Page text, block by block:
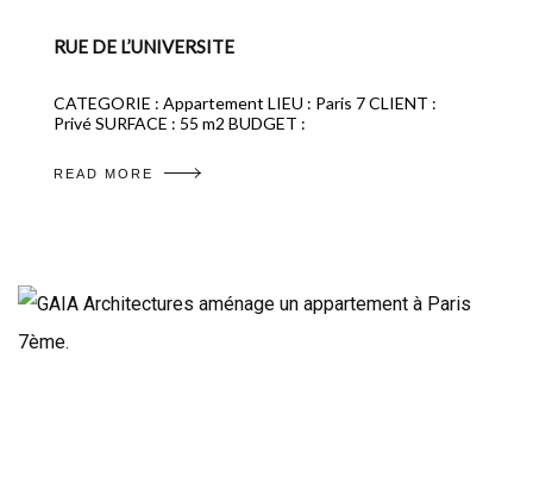
RUE DE L’UNIVERSITE
CATEGORIE : Appartement LIEU : Paris 7 CLIENT :
Privé SURFACE : 55 m2 BUDGET :
READ MORE